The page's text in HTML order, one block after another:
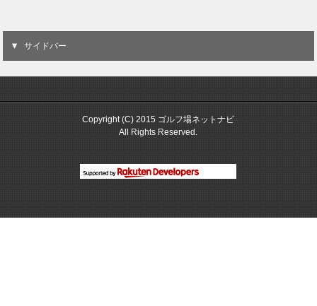
サイドバー
Copyright (C) 2015 ゴルフ場ネットナビ
All Rights Reserved.